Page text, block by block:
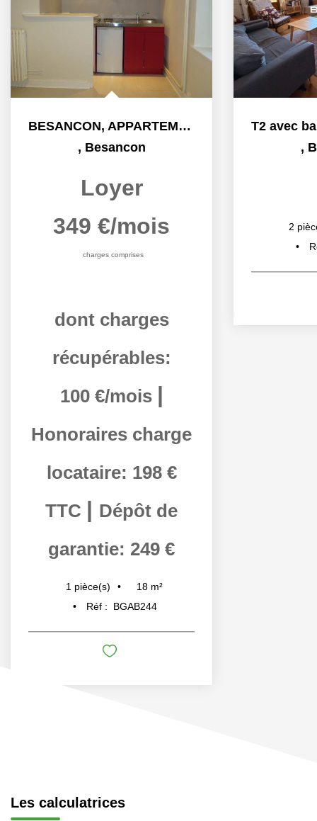
BESANCON, APPARTEMENT STUDIO, QUARTIER VIEUX BREGILLE
, Besancon
Loyer
349 €/mois
charges comprises
dont charges
récupérables:
100 €/mois |
Honoraires charge
locataire: 198 €
TTC | Dépôt de
garantie: 249 €
1 pièce(s) 18 m²
Réf :
BGAB244
,
2
Les calculatrices